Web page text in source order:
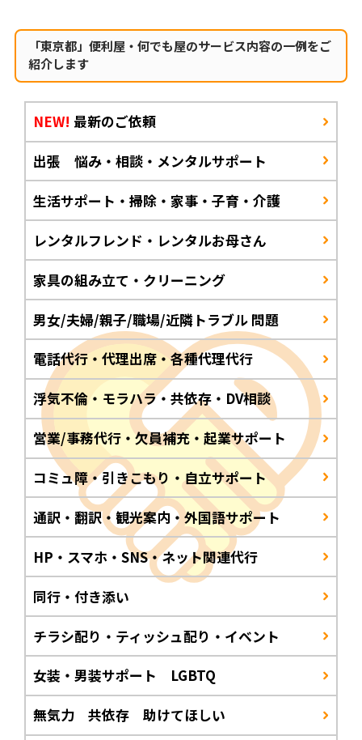
「東京都」便利屋・何でも屋のサービス内容の一例をご
紹介します
NEW! 最新のご依頼
出張 悩み・相談・メンタルサポート
生活サポート・掃除・家事・子育・介護
レンタルフレンド・レンタルお母さん
家具の組み立て・クリーニング
男女/夫婦/親子/職場/近隣トラブル 問題
電話代行・代理出席・各種代理代行
浮気不倫・モラハラ・共依存・DV相談
営業/事務代行・欠員補充・起業サポート
コミュ障・引きこもり・自立サポート
通訳・翻訳・観光案内・外国語サポート
HP・スマホ・SNS・ネット関連代行
同行・付き添い
チラシ配り・ティッシュ配り・イベント
女装・男装サポート LGBTQ
無気力 共依存 助けてほしい